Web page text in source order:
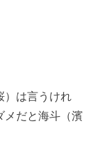
）は言うけれ
メだと海斗（濱